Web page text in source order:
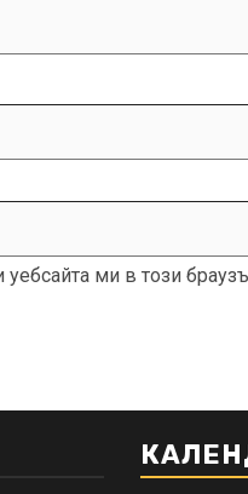
ми в този